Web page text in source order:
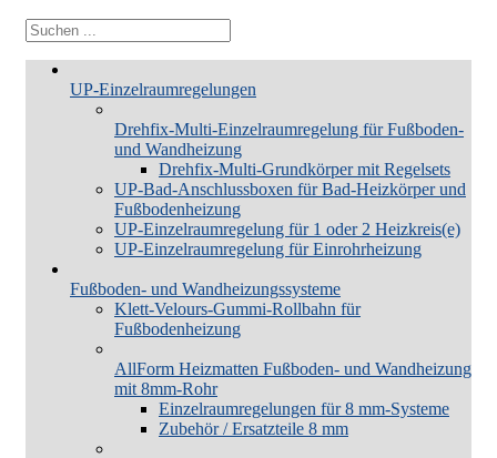
UP-Einzelraumregelungen
Drehfix-Multi-Einzelraumregelung für Fußboden-
und Wandheizung
Drehfix-Multi-Grundkörper mit Regelsets
UP-Bad-Anschlussboxen für Bad-Heizkörper und
Fußbodenheizung
UP-Einzelraumregelung für 1 oder 2 Heizkreis(e)
UP-Einzelraumregelung für Einrohrheizung
Fußboden- und Wandheizungssysteme
Klett-Velours-Gummi-Rollbahn für
Fußbodenheizung
AllForm Heizmatten Fußboden- und Wandheizung
mit 8mm-Rohr
Einzelraumregelungen für 8 mm-Systeme
Zubehör / Ersatzteile 8 mm